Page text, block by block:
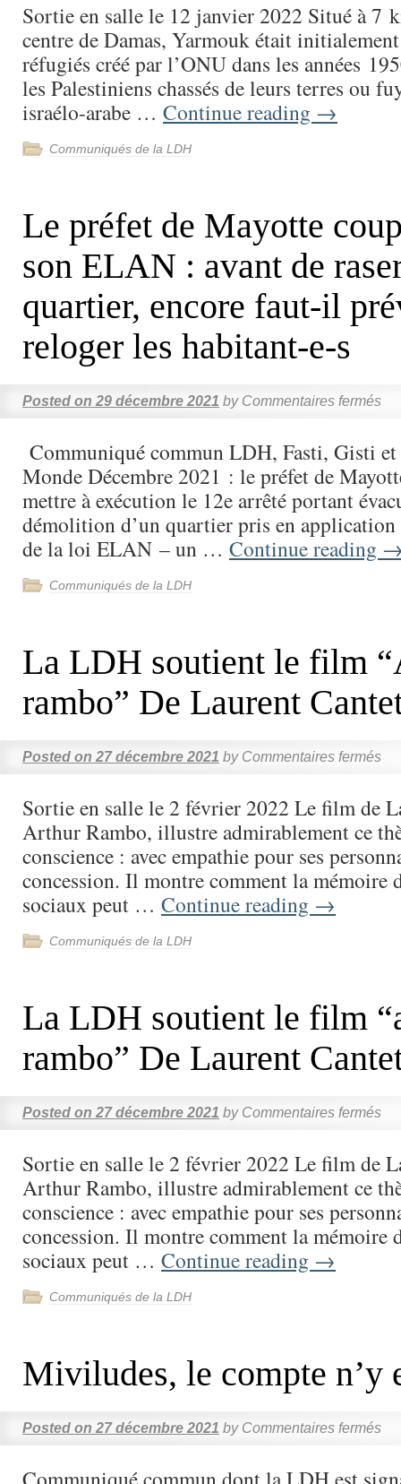
Sortie en salle le 12 janvier 2022 Situé à 7
centre de Damas, Yarmouk était
réfugiés créé par l’ONU dans les années
les Palestiniens chassés de leurs terres ou
israélo-arabe … Continue reading →
Communiqués de la LDH
Le préfet de Mayotte
son ELAN : avant de
quartier, encore faut-il
reloger les habitant-e-s
Posted on 29 décembre 2021 by Commentaires fermés
Communiqué commun LDH, Fasti, Gisti
Monde Décembre 2021 : le préfet de
mettre à exécution le 12e arrêté portant
démolition d’un quartier pris en
de la loi ELAN – un … Continue reading
Communiqués de la LDH
La LDH soutient le film
rambo” De Laurent
Posted on 27 décembre 2021 by Commentaires fermés
Sortie en salle le 2 février 2022 Le film de
Arthur Rambo, illustre admirablement ce
conscience : avec empathie pour ses
concession. Il montre comment la mémoire
sociaux peut … Continue reading →
Communiqués de la LDH
La LDH soutient le film
rambo” De Laurent
Posted on 27 décembre 2021 by Commentaires fermés
Sortie en salle le 2 février 2022 Le film de
Arthur Rambo, illustre admirablement ce
conscience : avec empathie pour ses
concession. Il montre comment la mémoire
sociaux peut … Continue reading →
Communiqués de la LDH
Miviludes, le compte n’y
Posted on 27 décembre 2021 by Commentaires fermés